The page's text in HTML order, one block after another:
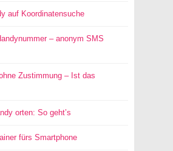
auf Koordinatensuche
– anonym SMS
Zustimmung – Ist das
orten: So geht’s
fürs Smartphone